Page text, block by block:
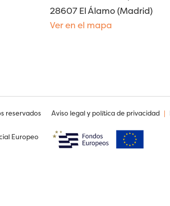
28607 El Álamo (Madrid)
Ver en el mapa
reservados Aviso legal y política de privacidad |
Europeo